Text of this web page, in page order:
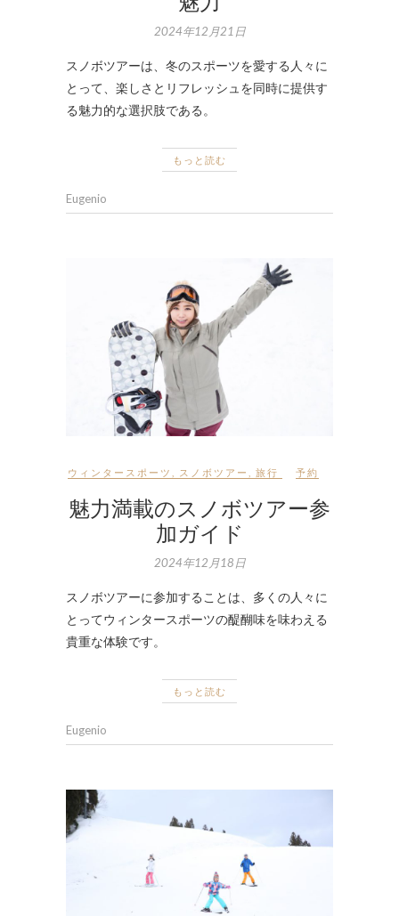
2024年12月21日
スノボツアーは、冬のスポーツを愛する人々に
とって、楽しさとリフレッシュを同時に提供す
る魅力的な選択肢である。
もっと読む
Eugenio
ウィンタースポーツ スノボツアー 旅行 予約
魅力満載のスノボツアー参
加ガイド
2024年12月18日
スノボツアーに参加することは、多くの人々に
とってウィンタースポーツの醍醐味を味わえる
貴重な体験です。
もっと読む
Eugenio